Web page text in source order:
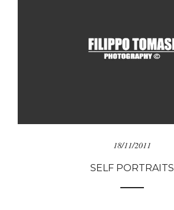
18/11/2011
SELF PORTRAITS